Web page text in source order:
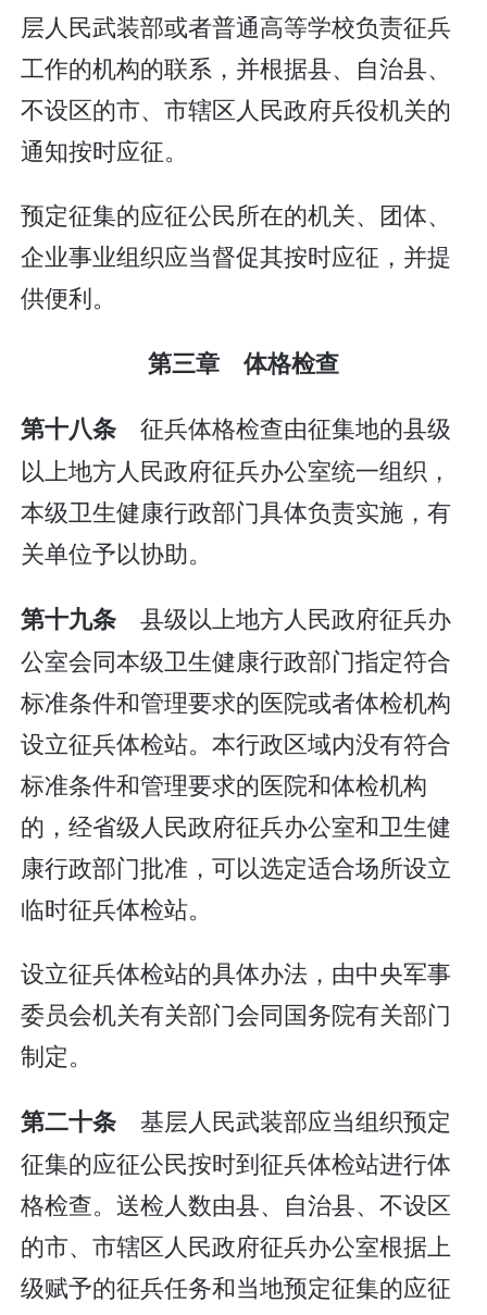
层人民武装部或者普通高等学校负责征兵
工作的机构的联系，并根据县、自治县、
不设区的市、市辖区人民政府兵役机关的
通知按时应征。
预定征集的应征公民所在的机关、团体、
企业事业组织应当督促其按时应征，并提
供便利。
第三章 体格检查
第十八条 征兵体格检查由征集地的县级
以上地方人民政府征兵办公室统一组织，
本级卫生健康行政部门具体负责实施，有
关单位予以协助。
第十九条 县级以上地方人民政府征兵办
公室会同本级卫生健康行政部门指定符合
标准条件和管理要求的医院或者体检机构
设立征兵体检站。本行政区域内没有符合
标准条件和管理要求的医院和体检机构
的，经省级人民政府征兵办公室和卫生健
康行政部门批准，可以选定适合场所设立
临时征兵体检站。
设立征兵体检站的具体办法，由中央军事
委员会机关有关部门会同国务院有关部门
制定。
第二十条 基层人民武装部应当组织预定
征集的应征公民按时到征兵体检站进行体
格检查。送检人数由县、自治县、不设区
的市、市辖区人民政府征兵办公室根据上
级赋予的征兵任务和当地预定征集的应征